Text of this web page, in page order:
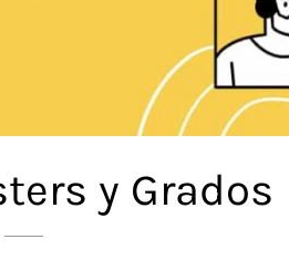
y Grados